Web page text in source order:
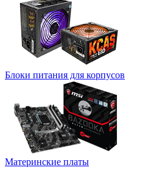
Блоки питания для корпусов
Материнские платы